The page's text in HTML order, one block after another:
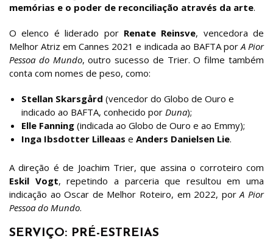
memórias e o poder de reconciliação através da arte.
O elenco é liderado por Renate Reinsve, vencedora de
Melhor Atriz em Cannes 2021 e indicada ao BAFTA porA Pior
Pessoa do Mundo, outro sucesso de Trier. O filme também
conta com nomes de peso, como:
Stellan Skarsgård (vencedor do Globo de Ouro e
indicado ao BAFTA, conhecido por Duna);
Elle Fanning (indicada ao Globo de Ouro e ao Emmy);
Inga Ibsdotter Lilleaas e Anders Danielsen Lie.
A direção é de Joachim Trier, que assina o corroteiro com
Eskil Vogt, repetindo a parceria que resultou em uma
indicação ao Oscar de Melhor Roteiro, em 2022, porA Pior
Pessoa do Mundo.
SERVIÇO: PRÉ-ESTREIAS